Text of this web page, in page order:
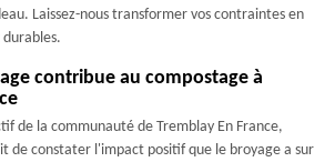
Laissez-nous transformer vos contraintes en
durables.
contribue au compostage à
de la communauté de Tremblay En France,
de constater l'impact positif que le broyage a sur